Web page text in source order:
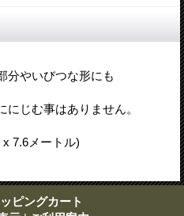
分やいびつな形にも
じむ事はありません。
7.6メートル)
ピングカート